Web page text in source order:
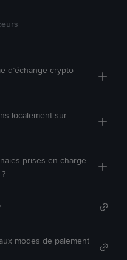
d’échange crypto
localement sur
prises en charge
modes de paiement